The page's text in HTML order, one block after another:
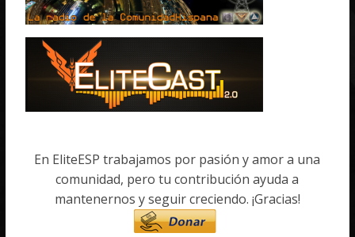
En EliteESP trabajamos por pasión y amor a una
comunidad, pero tu contribución ayuda a
mantenernos y seguir creciendo. ¡Gracias!